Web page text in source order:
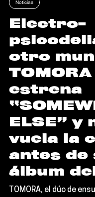
Noticias
Electro-
otro
TOMORA
estrena
ELSE” y
vuela la
antes de
álbum